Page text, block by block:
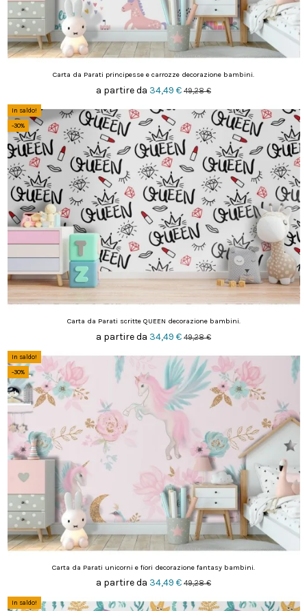
Carta da Parati principesse e carrozze decorazione bambini.
a partire da 34,49 € 49,28 €
In saldo!
-30%
Carta da Parati scritte QUEEN decorazione bambini.
a partire da 34,49 € 49,28 €
In saldo!
-30%
Carta da Parati unicorni e fiori decorazione fantasy bambini.
a partire da 34,49 € 49,28 €
In saldo!